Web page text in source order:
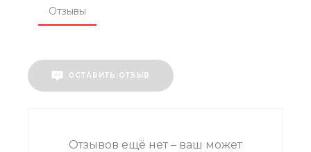
Отзывы
ОСТАВИТЬ ОТЗЫВ
Отзывов ещё нет – ваш может